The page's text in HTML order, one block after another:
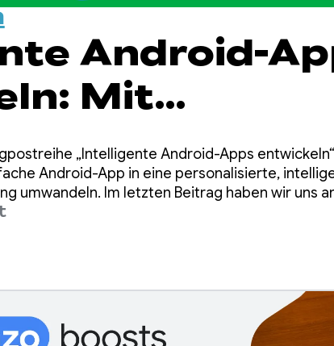
Android-
Mit
in das
„Intelligente Android-Apps
Android-App in eine personalisierte,
umwandeln. Im letzten Beitrag haben wir uns
und hybride KI-Funktionen entwickeln können.